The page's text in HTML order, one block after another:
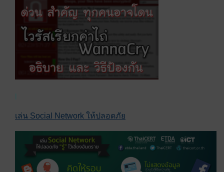
เล่น Social Network ให้ปลอดภัย